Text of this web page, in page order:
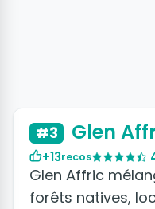
#3 Glen
+13recos
Glen Affric
forêts natives,